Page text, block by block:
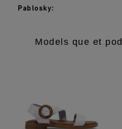
Pablosky:
Models que et